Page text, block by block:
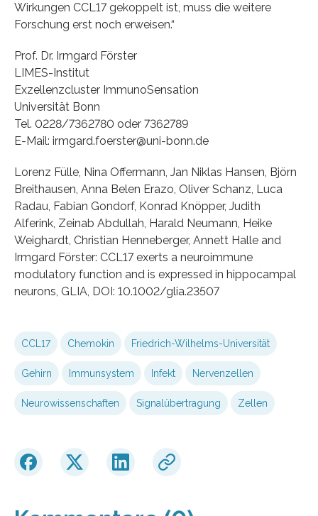
Wirkungen CCL17 gekoppelt ist, muss die weitere
Forschung erst noch erweisen.“
Prof. Dr. Irmgard Förster
LIMES-Institut
Exzellenzcluster ImmunoSensation
Universität Bonn
Tel. 0228/7362780 oder 7362789
E-Mail: irmgard.foerster@uni-bonn.de
Lorenz Fülle, Nina Offermann, Jan Niklas Hansen, Björn
Breithausen, Anna Belen Erazo, Oliver Schanz, Luca
Radau, Fabian Gondorf, Konrad Knöpper, Judith
Alferink, Zeinab Abdullah, Harald Neumann, Heike
Weighardt, Christian Henneberger, Annett Halle and
Irmgard Förster: CCL17 exerts a neuroimmune
modulatory function and is expressed in hippocampal
neurons, GLIA, DOI: 10.1002/glia.23507
CCL17 Chemokin Friedrich-Wilhelms-Universität
Gehirn Immunsystem Infekt Nervenzellen
Neurowissenschaften Signalübertragung Zellen